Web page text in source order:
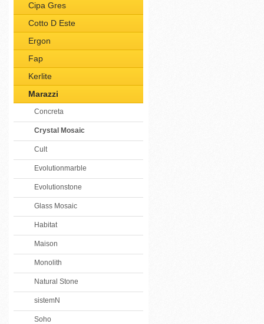
Cipa Gres
Cotto D Este
Ergon
Fap
Kerlite
Marazzi
Concreta
Crystal Mosaic
Cult
Evolutionmarble
Evolutionstone
Glass Mosaic
Habitat
Maison
Monolith
Natural Stone
sistemN
Soho